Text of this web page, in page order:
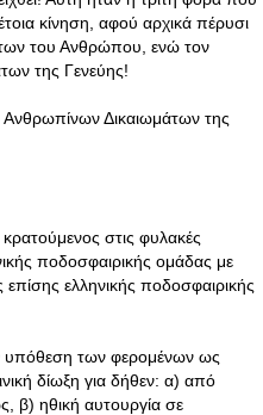
κίνηση, αφού αρχικά πέρυσι
του Ανθρώπου, ενώ τον
της Γενεύης!
Δικαιωμάτων της
στις φυλακές
ποδοσφαιρικής ομάδας με
ελληνικής ποδοσφαιρικής
υπόθεση των φερομένων ως
δίωξη για δήθεν: α) από
β) ηθική αυτουργία σε